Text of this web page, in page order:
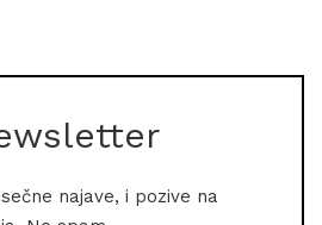
najave, i pozive na